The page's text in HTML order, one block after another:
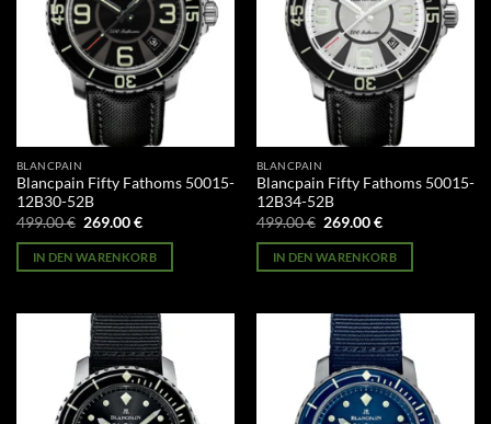
BLANCPAIN
Blancpain Fifty Fathoms 50015-
12B30-52B
499.00€ Ursprünglicher
war:
499.00 €
269.00€Aktueller
ist:
269.00 €.
IN DEN WARENKORB
BLANCPAIN
Blancpain Fifty Fathoms 50015-
12B34-52B
499.00€ Ursprünglicher
war:
499.00 €
269.00€Aktueller
ist:
269.00 €.
IN DEN WARENKORB